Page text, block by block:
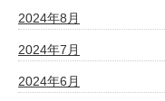
2024年8月
2024年7月
2024年6月